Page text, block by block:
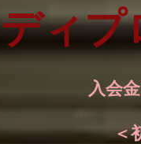
ディプ
入会
＜